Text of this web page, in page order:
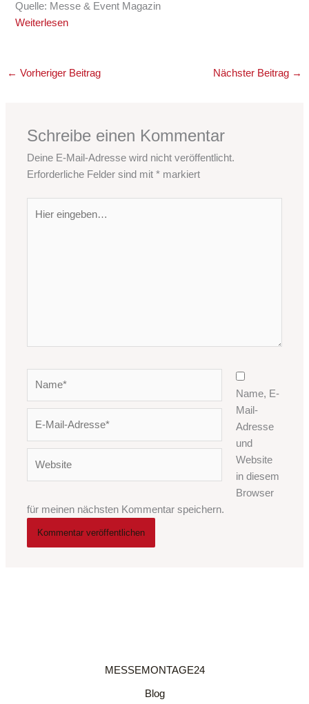
Quelle: Messe & Event Magazin
Weiterlesen
← Vorheriger Beitrag Nächster Beitrag →
Schreibe einen Kommentar
Deine E-Mail-Adresse wird nicht veröffentlicht.
Erforderliche Felder sind mit* markiert
eingeben…
Adresse*
Name, E-
Mail-
Adresse
und
Website
in diesem
Browser
für meinen nächsten Kommentar speichern.
MESSEMONTAGE24
Blog